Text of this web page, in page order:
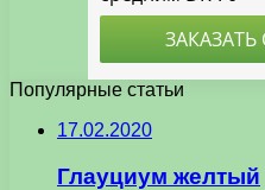
Популярные статьи
17.02.2020
Глауциум желтый